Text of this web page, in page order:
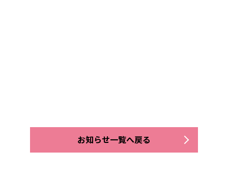
お知らせ一覧へ戻る